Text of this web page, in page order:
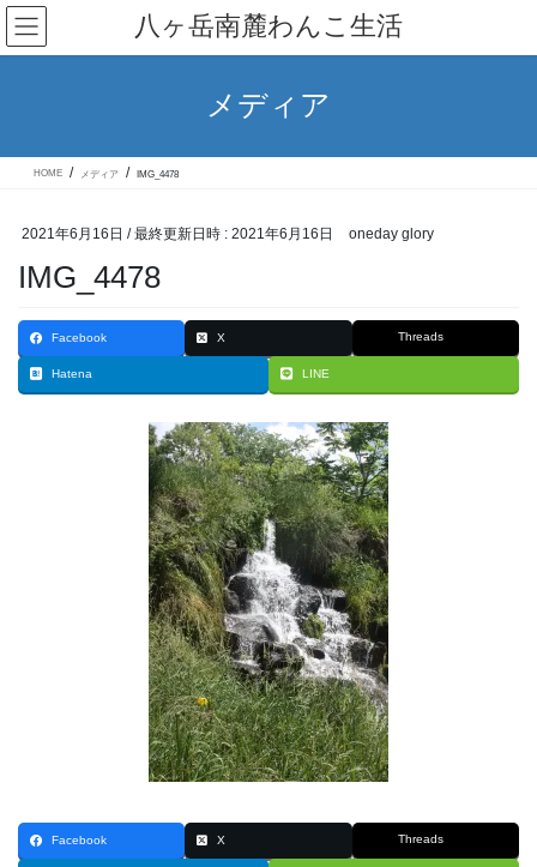
コ
テ
ッ
ナ
ゲ
移
八ヶ岳南麓わんこ生活
メディア
HOME メディア IMG_4478
2021年6月16日 / 最終更新日時 : 2021年6月16日 oneday glory
IMG_4478
Facebook X Threads
Hatena LINE
Facebook X Threads